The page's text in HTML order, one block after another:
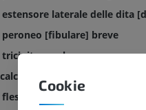
estensore laterale delle dita
peroneo [fibulare] breve
tricipite surale
comune
superficiale del dito
Cookie